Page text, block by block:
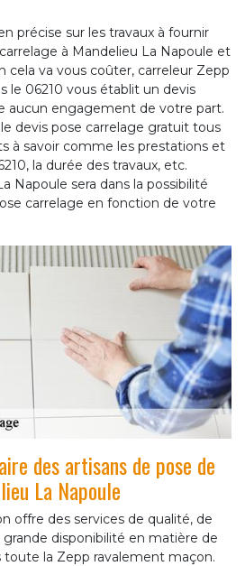
précise sur les travaux à fournir
à Mandelieu La Napoule et
cela va vous coûter, carreleur Zepp
le 06210 vous établit un devis
aucun engagement de votre part.
devis pose carrelage gratuit tous
à savoir comme les prestations et
la durée des travaux, etc.
Napoule sera dans la possibilité
carrelage en fonction de votre
des artisans de pose de
La Napoule
offre des services de qualité, de
disponibilité en matière de
toute la Zepp ravalement maçon.